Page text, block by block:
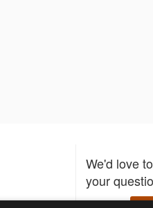
We'd love
your